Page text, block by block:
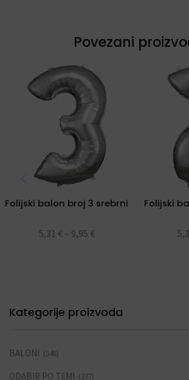
Povezani
Folijski balon broj 3 srebrni
5,31 € – 9,95 €
Folijski
Kategorije proizvoda
BALONI (548)
ODABIR PO TEMI (377)